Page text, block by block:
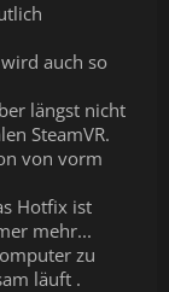
auch so
längst nicht
SteamVR.
von vorm
Hotfix ist
mehr...
zu
läuft .